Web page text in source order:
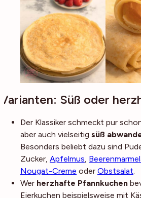
Varianten: Süß oder
Der Klassiker schmeckt pur
aber auch vielseitig süß
Besonders beliebt dazu sind
Zucker, Apfelmus,
Nougat-Creme oder Obstsalat.
Wer herzhafte Pfannkuchen
Eierkuchen beispielsweise mit